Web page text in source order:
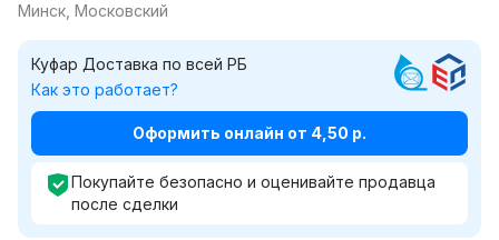
Минск, Московский
Куфар Доставка по всей РБ
Как это работает?
Оформить онлайн от 4,50 р.
Покупайте безопасно и оценивайте продавца
после сделки